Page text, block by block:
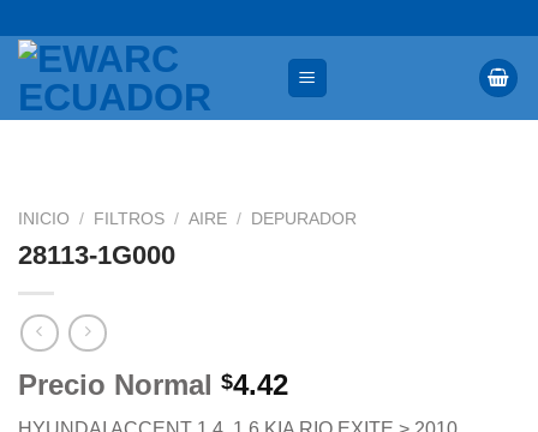
INICIO / FILTROS / AIRE / DEPURADOR
28113-1G000
Precio Normal $4.42